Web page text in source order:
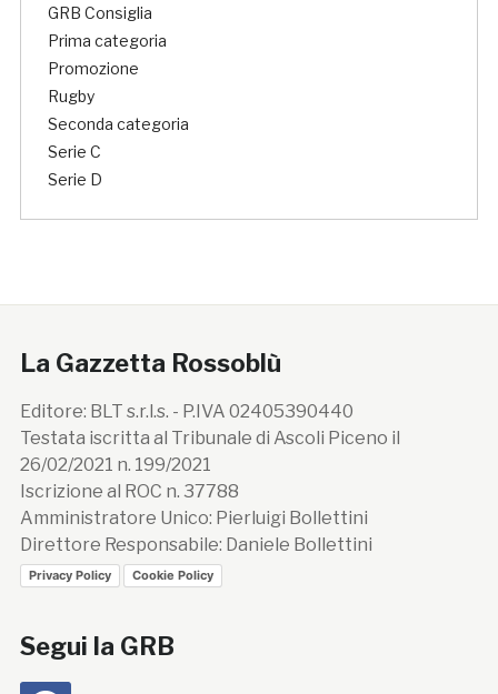
GRB Consiglia
Prima categoria
Promozione
Rugby
Seconda categoria
Serie C
Serie D
La Gazzetta Rossoblù
Editore: BLT s.r.l.s. - P.IVA 02405390440
Testata iscritta al Tribunale di Ascoli Piceno il
26/02/2021 n. 199/2021
Iscrizione al ROC n. 37788
Amministratore Unico: Pierluigi Bollettini
Direttore Responsabile: Daniele Bollettini
Privacy Policy Cookie Policy
Segui la GRB